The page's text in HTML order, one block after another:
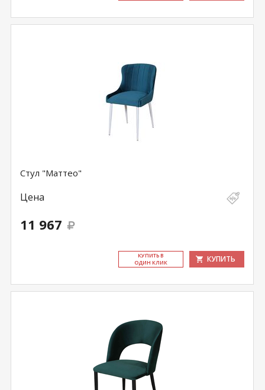
Стул "Маттео"
Цена
11 967
КУ­ПИТЬ В
ОДИН КЛИК
КУПИТЬ